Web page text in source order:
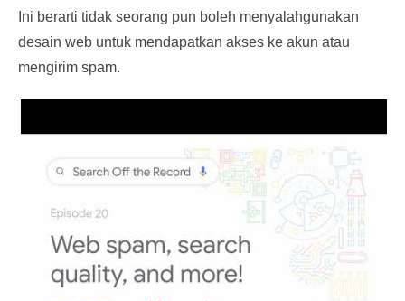
Ini berarti tidak seorang pun boleh menyalahgunakan
desain web untuk mendapatkan akses ke akun atau
mengirim spam.